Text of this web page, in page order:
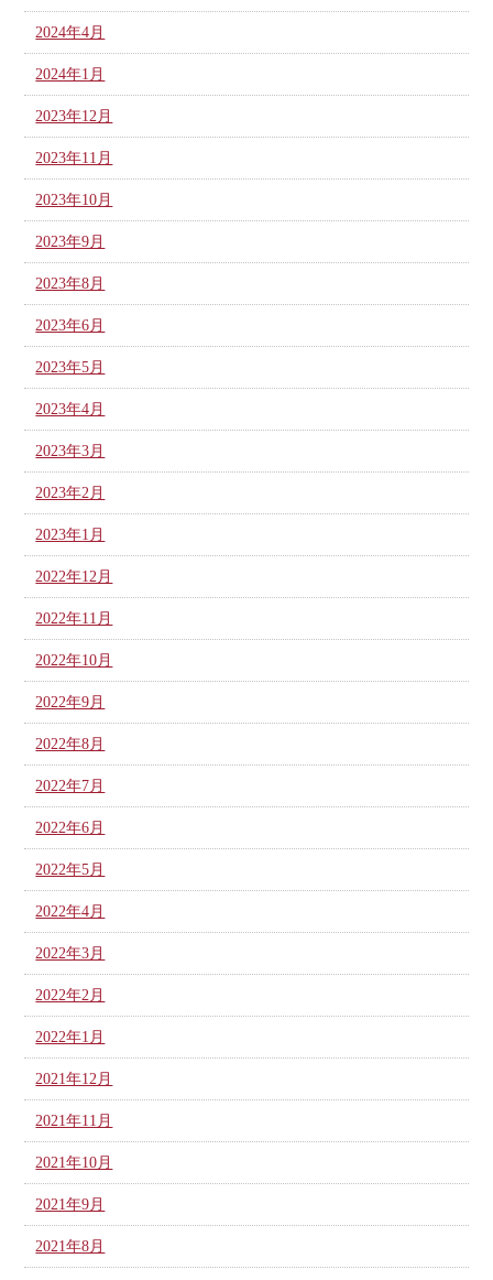
2024年4月
2024年1月
2023年12月
2023年11月
2023年10月
2023年9月
2023年8月
2023年6月
2023年5月
2023年4月
2023年3月
2023年2月
2023年1月
2022年12月
2022年11月
2022年10月
2022年9月
2022年8月
2022年7月
2022年6月
2022年5月
2022年4月
2022年3月
2022年2月
2022年1月
2021年12月
2021年11月
2021年10月
2021年9月
2021年8月